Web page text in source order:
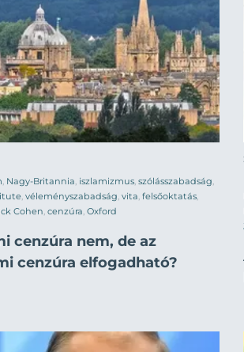
, Nagy-Britannia, iszlamizmus, szólásszabadság,
, véleményszabadság, vita, felsőoktatás,
Cohen, cenzúra, Oxford
cenzúra nem, de az
cenzúra elfogadható?